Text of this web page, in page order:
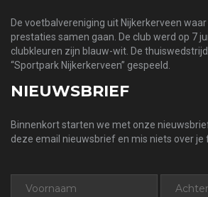
De voetbalvereniging uit Nijkerkerveen
prestaties samen gaan. De club werd op 7
clubkleuren zijn blauw-wit. De
“Sportpark Nijkerkerveen” gespeeld.
NIEUWSBRIEF
Binnenkort starten we met onze
deze email nieuwsbrief en mis niets over je